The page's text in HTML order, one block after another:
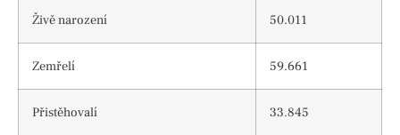
Živě narození 50.011
Zemřelí 59.661
Přistěhovalí 33.845